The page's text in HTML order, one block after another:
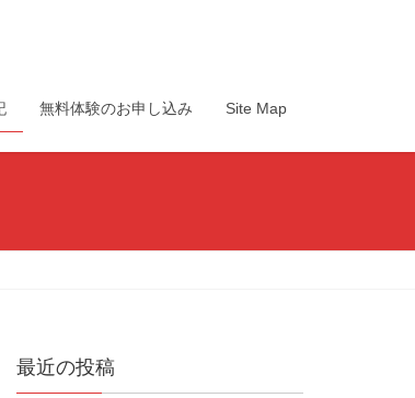
無料体験のお申し込み Site Map
最近の投稿